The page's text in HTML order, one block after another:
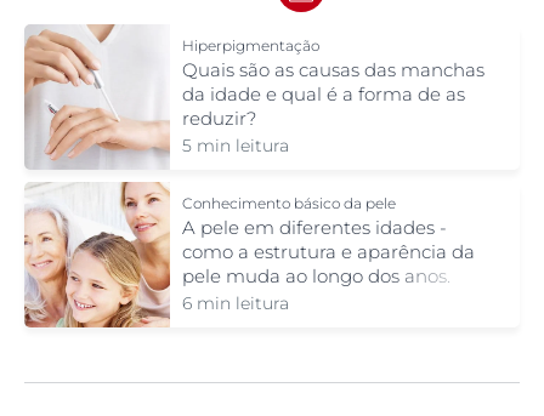
Hiperpigmentação
Quais são as causas das manchas
da idade e qual é a forma de as
reduzir?
5 min leitura
Conhecimento básico da pele
A pele em diferentes idades -
como a estrutura e aparência da
pele muda ao longo dos anos.
6 min leitura